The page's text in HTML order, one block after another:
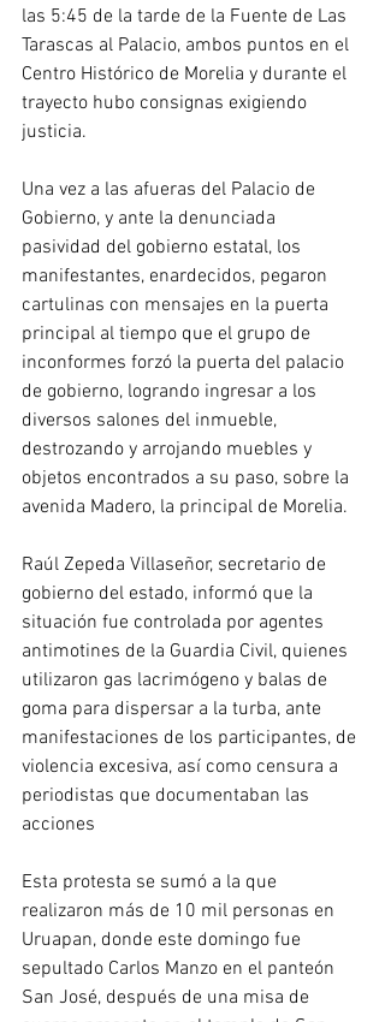
las 5:45 de la tarde de la Fuente de Las
Tarascas al Palacio, ambos puntos en el
Centro Histórico de Morelia y durante el
trayecto hubo consignas exigiendo
justicia.
Una vez a las afueras del Palacio de
Gobierno, y ante la denunciada
pasividad del gobierno estatal, los
manifestantes, enardecidos, pegaron
cartulinas con mensajes en la puerta
principal al tiempo que el grupo de
inconformes forzó la puerta del palacio
de gobierno, logrando ingresar a los
diversos salones del inmueble,
destrozando y arrojando muebles y
objetos encontrados a su paso, sobre la
avenida Madero, la principal de Morelia.
Raúl Zepeda Villaseñor, secretario de
gobierno del estado, informó que la
situación fue controlada por agentes
antimotines de la Guardia Civil, quienes
utilizaron gas lacrimógeno y balas de
goma para dispersar a la turba, ante
manifestaciones de los participantes, de
violencia excesiva, así como censura a
periodistas que documentaban las
acciones
Esta protesta se sumó a la que
realizaron más de 10 mil personas en
Uruapan, donde este domingo fue
sepultado Carlos Manzo en el panteón
San José, después de una misa de